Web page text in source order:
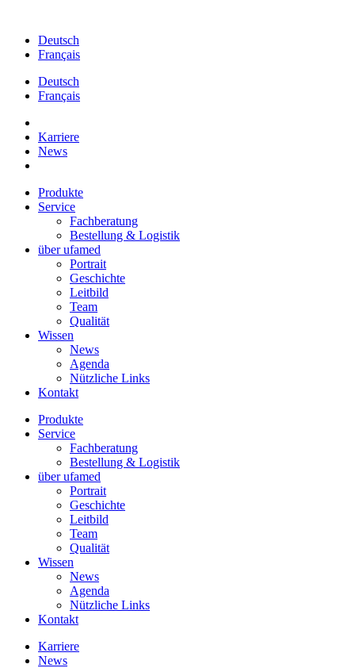
springenDeutsch
Français
Deutsch
Français
Karriere
News
Produkte
Service
Fachberatung
Bestellung & Logistik
über ufamed
Portrait
Geschichte
Leitbild
Team
Qualität
Wissen
News
Agenda
Nützliche Links
Kontakt
Produkte
Service
Fachberatung
Bestellung & Logistik
über ufamed
Portrait
Geschichte
Leitbild
Team
Qualität
Wissen
News
Agenda
Nützliche Links
Kontakt
Karriere
News